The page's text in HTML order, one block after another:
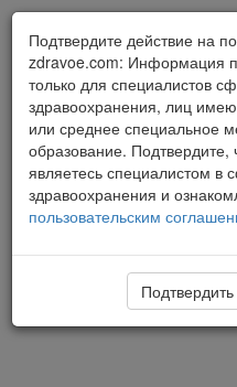
Подтвердите действие на
zdravoe.com: Информация
только для специалистов
здравоохранения, лиц
или среднее специальное
образование. Подтвердите,
являетесь специалистом в
здравоохранения и
пользовательским
Подтвердить